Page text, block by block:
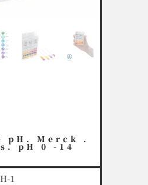
pH. Merck .
pH 0 -14
1